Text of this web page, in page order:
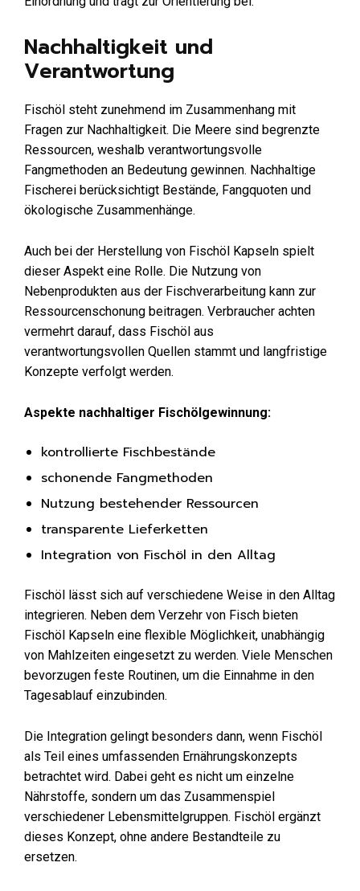
Nachhaltigkeit und
Verantwortung
Fischöl steht zunehmend im Zusammenhang mit
Fragen zur Nachhaltigkeit. Die Meere sind begrenzte
Ressourcen, weshalb verantwortungsvolle
Fangmethoden an Bedeutung gewinnen. Nachhaltige
Fischerei berücksichtigt Bestände, Fangquoten und
ökologische Zusammenhänge.
Auch bei der Herstellung von Fischöl Kapseln spielt
dieser Aspekt eine Rolle. Die Nutzung von
Nebenprodukten aus der Fischverarbeitung kann zur
Ressourcenschonung beitragen. Verbraucher achten
vermehrt darauf, dass Fischöl aus
verantwortungsvollen Quellen stammt und langfristige
Konzepte verfolgt werden.
Aspekte nachhaltiger Fischölgewinnung:
kontrollierte Fischbestände
schonende Fangmethoden
Nutzung bestehender Ressourcen
transparente Lieferketten
Integration von Fischöl in den Alltag
Fischöl lässt sich auf verschiedene Weise in den Alltag
integrieren. Neben dem Verzehr von Fisch bieten
Fischöl Kapseln eine flexible Möglichkeit, unabhängig
von Mahlzeiten eingesetzt zu werden. Viele Menschen
bevorzugen feste Routinen, um die Einnahme in den
Tagesablauf einzubinden.
Die Integration gelingt besonders dann, wenn Fischöl
als Teil eines umfassenden Ernährungskonzepts
betrachtet wird. Dabei geht es nicht um einzelne
Nährstoffe, sondern um das Zusammenspiel
verschiedener Lebensmittelgruppen. Fischöl ergänzt
dieses Konzept, ohne andere Bestandteile zu
ersetzen.